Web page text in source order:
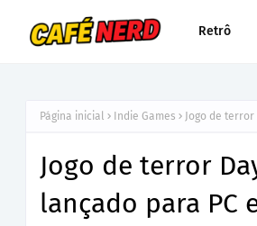
Retrô
Página inicial Indie Games Jogo de
Jogo de terror
lançado para PC